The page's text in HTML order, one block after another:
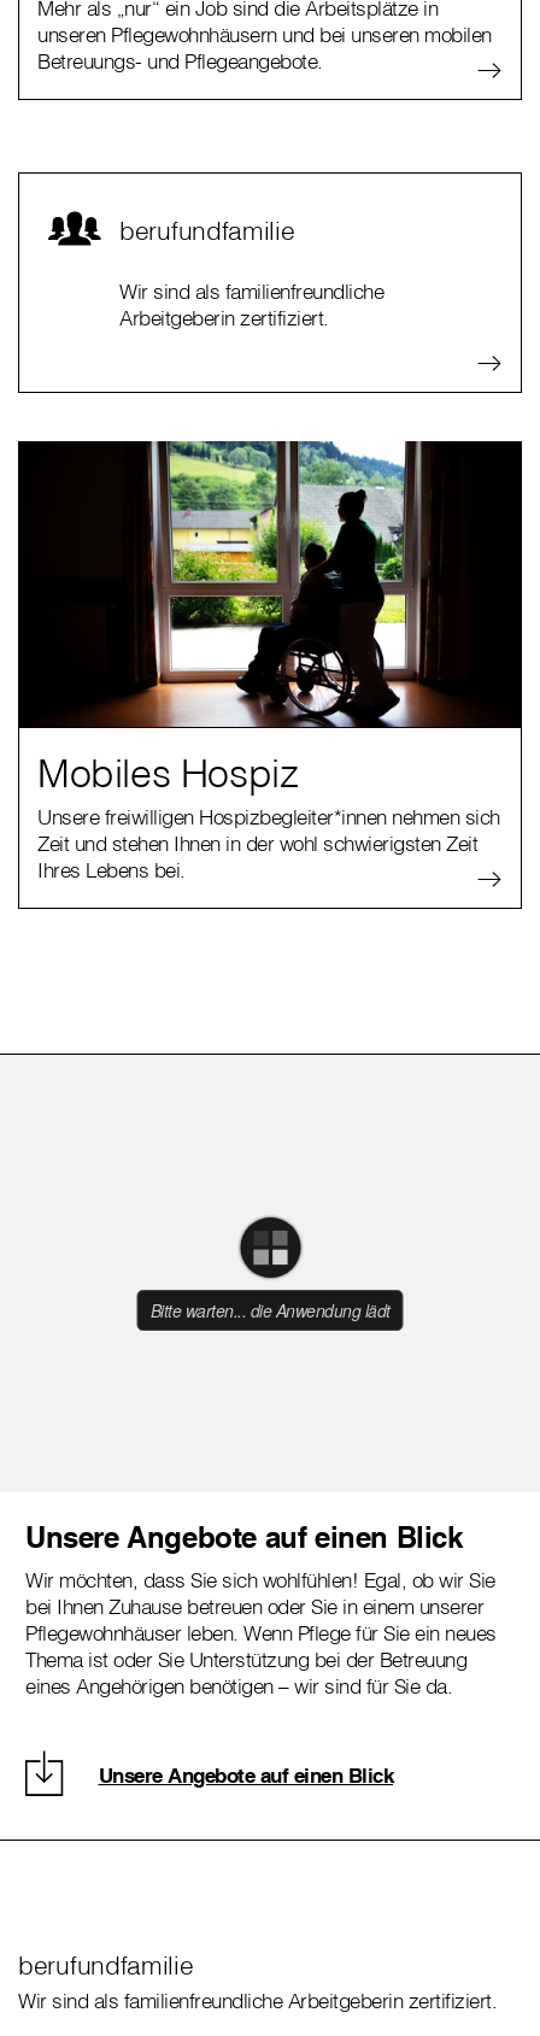
Mehr als „nur“ ein Job sind die Arbeitsplätze in
unseren Pflegewohnhäusern und bei unseren mobilen
Betreuungs- und Pflegeangebote.
berufundfamilie
Wir sind als familienfreundliche
Arbeitgeberin zertifiziert.
Mobiles Hospiz
Unsere freiwilligen Hospizbegleiter*innen nehmen sich
Zeit und stehen Ihnen in der wohl schwierigsten Zeit
Ihres Lebens bei.
Unsere Angebote auf einen Blick
Wir möchten, dass Sie sich wohlfühlen! Egal, ob wir Sie
bei Ihnen Zuhause betreuen oder Sie in einem unserer
Pflegewohnhäuser leben. Wenn Pflege für Sie ein neues
Thema ist oder Sie Unterstützung bei der Betreuung
eines Angehörigen benötigen – wir sind für Sie da.
Unsere Angebote auf einen Blick
berufundfamilie
Wir sind als familienfreundliche Arbeitgeberin zertifiziert.